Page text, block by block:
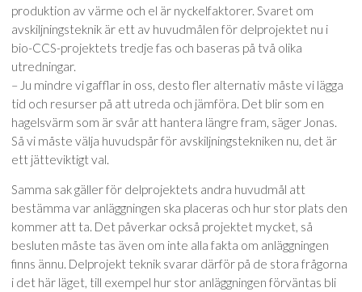
produktion av värme och el är nyckelfaktorer. Svaret om
avskiljningsteknik är ett av huvudmålen för delprojektet nu i
bio-CCS-projektets tredje fas och baseras på två olika
utredningar.
– Ju mindre vi gafflar in oss, desto fler alternativ måste vi lägga
tid och resurser på att utreda och jämföra. Det blir som en
hagelsvärm som är svår att hantera längre fram, säger Jonas.
Så vi måste välja huvudspår för avskiljningstekniken nu, det är
ett jätteviktigt val.
Samma sak gäller för delprojektets andra huvudmål att
bestämma var anläggningen ska placeras och hur stor plats den
kommer att ta. Det påverkar också projektet mycket, så
besluten måste tas även om inte alla fakta om anläggningen
finns ännu. Delprojekt teknik svarar därför på de stora frågorna
i det här läget, till exempel hur stor anläggningen förväntas bli